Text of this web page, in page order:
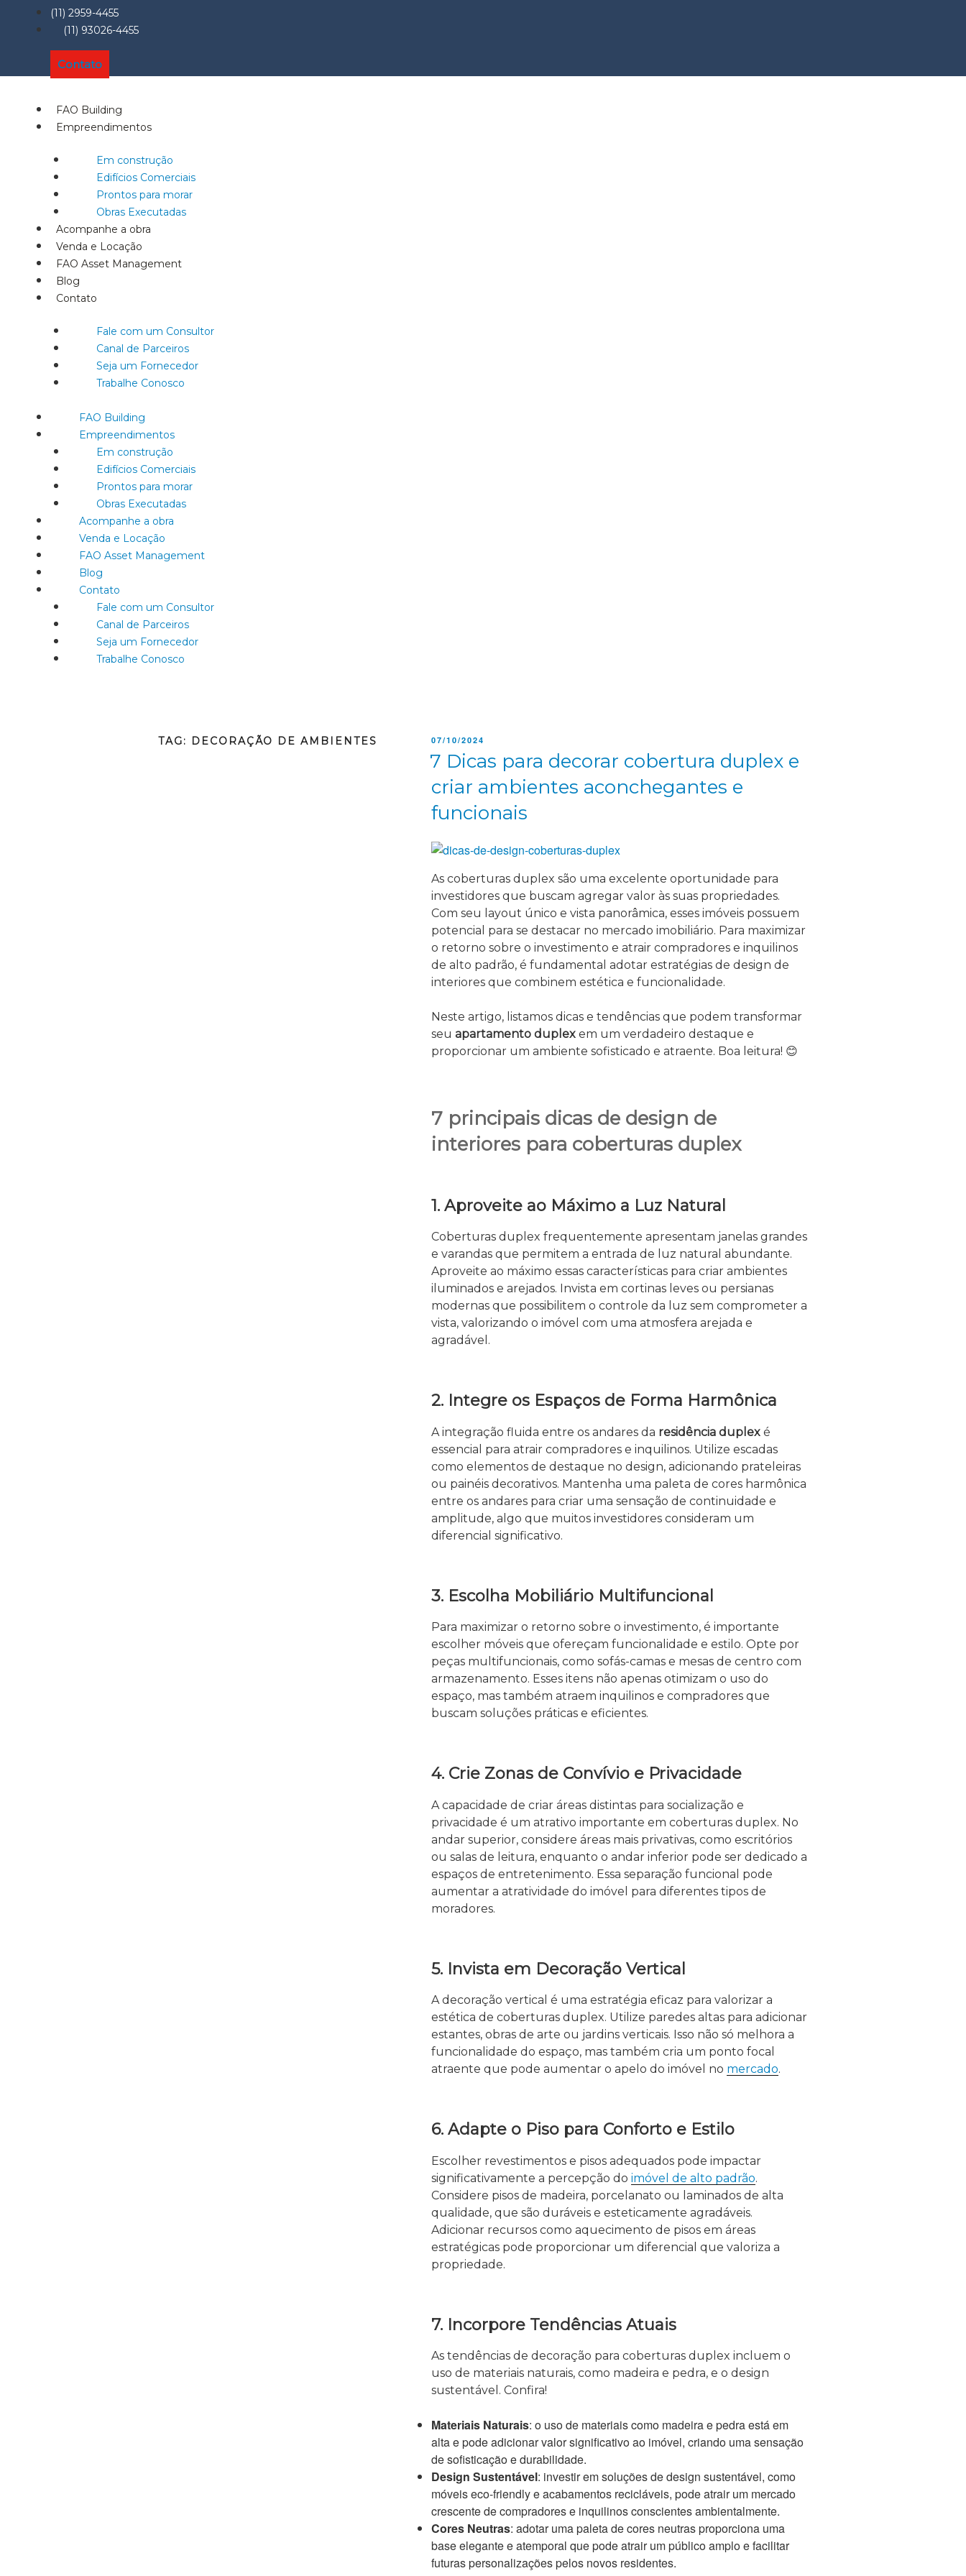
(11) 2959-4455
(11) 93026-4455
Contato
FAO Building
Empreendimentos
Em construção
Edifícios Comerciais
Prontos para morar
Obras Executadas
Acompanhe a obra
Venda e Locação
FAO Asset Management
Blog
Contato
Fale com um Consultor
Canal de Parceiros
Seja um Fornecedor
Trabalhe Conosco
FAO Building
Empreendimentos
Em construção
Edifícios Comerciais
Prontos para morar
Obras Executadas
Acompanhe a obra
Venda e Locação
FAO Asset Management
Blog
Contato
Fale com um Consultor
Canal de Parceiros
Seja um Fornecedor
Trabalhe Conosco
TAG: DECORAÇÃO DE AMBIENTES
PUBLICADO
07/10/2024
7 Dicas para decorar cobertura duplex e
criar ambientes aconchegantes e
funcionais
As coberturas duplex são uma excelente oportunidade para
investidores que buscam agregar valor às suas propriedades.
Com seu layout único e vista panorâmica, esses imóveis possuem
potencial para se destacar no mercado imobiliário. Para maximizar
o retorno sobre o investimento e atrair compradores e inquilinos
de alto padrão, é fundamental adotar estratégias de design de
interiores que combinem estética e funcionalidade.
Neste artigo, listamos dicas e tendências que podem transformar
seu apartamento duplexem um verdadeiro destaque e
proporcionar um ambiente sofisticado e atraente. Boa leitura! 😊
7 principais dicas de design de
interiores para coberturas duplex
1. Aproveite ao Máximo a Luz Natural
Coberturas duplex frequentemente apresentam janelas grandes
e varandas que permitem a entrada de luz natural abundante.
Aproveite ao máximo essas características para criar ambientes
iluminados e arejados. Invista em cortinas leves ou persianas
modernas que possibilitem o controle da luz sem comprometer a
vista, valorizando o imóvel com uma atmosfera arejada e
agradável.
2. Integre os Espaços de Forma Harmônica
A integração fluida entre os andares da residência duplex é
essencial para atrair compradores e inquilinos. Utilize escadas
como elementos de destaque no design, adicionando prateleiras
ou painéis decorativos. Mantenha uma paleta de cores harmônica
entre os andares para criar uma sensação de continuidade e
amplitude, algo que muitos investidores consideram um
diferencial significativo.
3. Escolha Mobiliário Multifuncional
Para maximizar o retorno sobre o investimento, é importante
escolher móveis que ofereçam funcionalidade e estilo. Opte por
peças multifuncionais, como sofás-camas e mesas de centro com
armazenamento. Esses itens não apenas otimizam o uso do
espaço, mas também atraem inquilinos e compradores que
buscam soluções práticas e eficientes.
4. Crie Zonas de Convívio e Privacidade
A capacidade de criar áreas distintas para socialização e
privacidade é um atrativo importante em coberturas duplex. No
andar superior, considere áreas mais privativas, como escritórios
ou salas de leitura, enquanto o andar inferior pode ser dedicado a
espaços de entretenimento. Essa separação funcional pode
aumentar a atratividade do imóvel para diferentes tipos de
moradores.
5. Invista em Decoração Vertical
A decoração vertical é uma estratégia eficaz para valorizar a
estética de coberturas duplex. Utilize paredes altas para adicionar
estantes, obras de arte ou jardins verticais. Isso não só melhora a
funcionalidade do espaço, mas também cria um ponto focal
atraente que pode aumentar o apelo do imóvel no mercado.
6. Adapte o Piso para Conforto e Estilo
Escolher revestimentos e pisos adequados pode impactar
significativamente a percepção do imóvel de alto padrão.
Considere pisos de madeira, porcelanato ou laminados de alta
qualidade, que são duráveis e esteticamente agradáveis.
Adicionar recursos como aquecimento de pisos em áreas
estratégicas pode proporcionar um diferencial que valoriza a
propriedade.
7. Incorpore Tendências Atuais
As tendências de decoração para coberturas duplex incluem o
uso de materiais naturais, como madeira e pedra, e o design
sustentável. Confira!
Materiais Naturais: o uso de materiais como madeira e pedra está em
alta e pode adicionar valor significativo ao imóvel, criando uma sensação
de sofisticação e durabilidade.
Design Sustentável: investir em soluções de design sustentável, como
móveis eco-friendly e acabamentos recicláveis, pode atrair um mercado
crescente de compradores e inquilinos conscientes ambientalmente.
Cores Neutras: adotar uma paleta de cores neutras proporciona uma
base elegante e atemporal que pode atrair um público amplo e facilitar
futuras personalizações pelos novos residentes.